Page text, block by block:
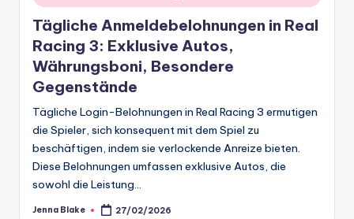
Tägliche Anmeldebelohnungen in Real
Racing 3: Exklusive Autos,
Währungsboni, Besondere
Gegenstände
Tägliche Login-Belohnungen in Real Racing 3 ermutigen
die Spieler, sich konsequent mit dem Spiel zu
beschäftigen, indem sie verlockende Anreize bieten.
Diese Belohnungen umfassen exklusive Autos, die
sowohl die Leistung…
Posted
Jenna Blake 27/02/2026